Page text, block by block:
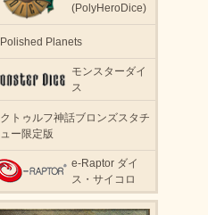
(PolyHeroDice)
Polished Planets
モンスターダイ
ス
クトゥルフ神話ブロンズスタチ
ュー限定版
e-Raptor ダイ
ス・サイコロ